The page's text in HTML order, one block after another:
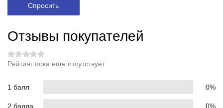
Спросить
Отзывы покупателей
Рейтинг пока еще отсутствует
1 балл 0%
2 балла 0%